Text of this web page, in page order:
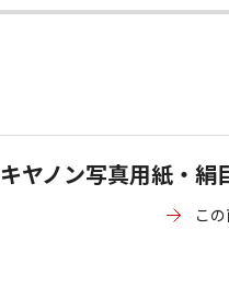
キヤノン写真用紙・絹
こ